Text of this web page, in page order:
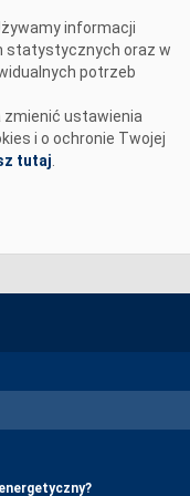
informacji
statystycznych oraz w
potrzeb
zmienić ustawienia
i o ochronie Twojej
tutaj